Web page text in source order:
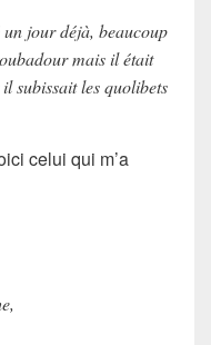
un jour déjà, beaucoup
mais il était
subissait les quolibets
celui qui m’a